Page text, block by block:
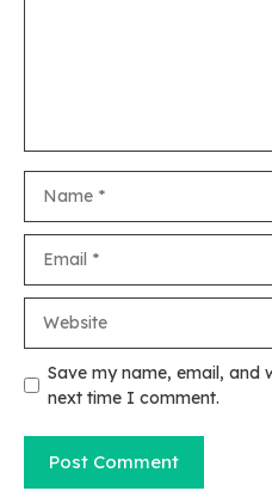
Save my name, email, and
next time I comment.